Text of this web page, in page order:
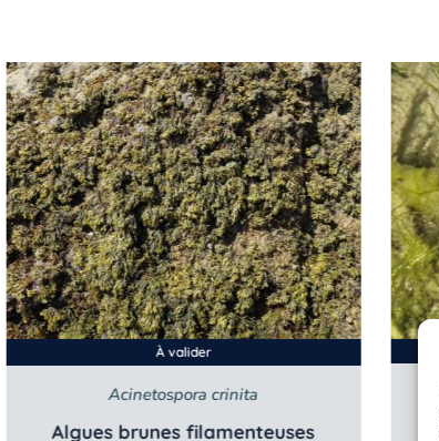
À valider
Acinetospora crinita
Algues brunes filamenteuses